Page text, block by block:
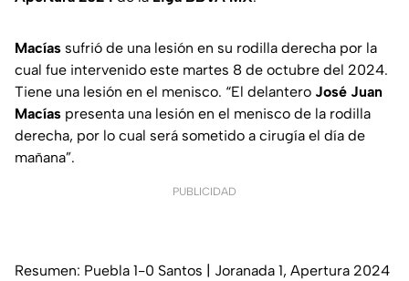
Macías sufrió de una lesión en su rodilla derecha por la
cual fue intervenido este martes 8 de octubre del 2024.
Tiene una lesión en el menisco. “El delantero José Juan
Macías presenta una lesión en el menisco de la rodilla
derecha, por lo cual será sometido a cirugía el día de
mañana”.
PUBLICIDAD
Resumen: Puebla 1-0 Santos | Joranada 1, Apertura 2024